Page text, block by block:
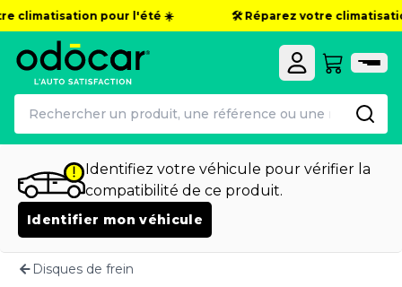
climatisation pour l'été ☀️ 🛠️ Réparez votre
Identifiez votre véhicule pour vérifier la
compatibilité de ce produit.
Identifier mon véhicule
Disques de frein